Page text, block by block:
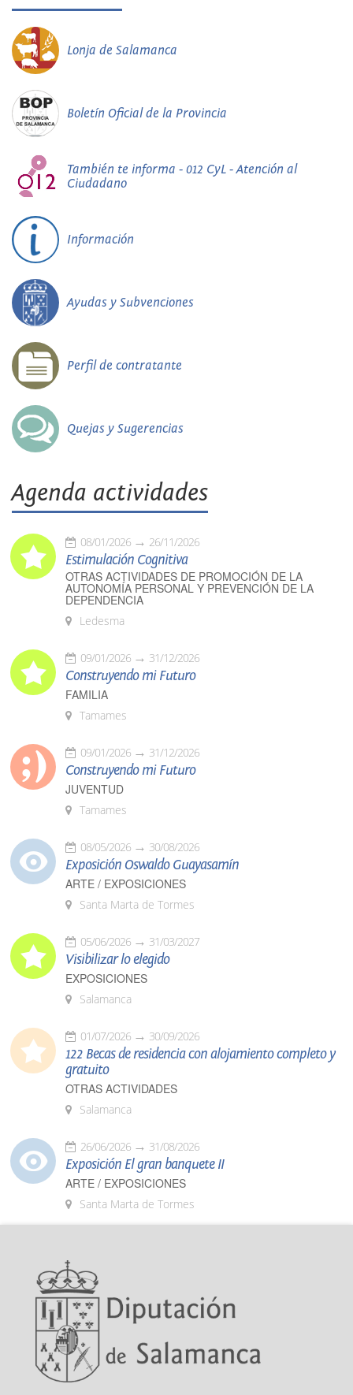
Lonja de Salamanca
Boletín Oficial de la Provincia
También te informa - 012 CyL - Atención al
Ciudadano
Información
Ayudas y Subvenciones
Perfil de contratante
Quejas y Sugerencias
Agenda actividades
08/01/2026 26/11/2026
Estimulación Cognitiva
OTRAS ACTIVIDADES DE PROMOCIÓN DE LA
AUTONOMÍA PERSONAL Y PREVENCIÓN DE LA
DEPENDENCIA
Ledesma
09/01/2026 31/12/2026
Construyendo mi Futuro
FAMILIA
Tamames
09/01/2026 31/12/2026
Construyendo mi Futuro
JUVENTUD
Tamames
08/05/2026 30/08/2026
Exposición Oswaldo Guayasamín
ARTE / EXPOSICIONES
Santa Marta de Tormes
05/06/2026 31/03/2027
Visibilizar lo elegido
EXPOSICIONES
Salamanca
01/07/2026 30/09/2026
122 Becas de residencia con alojamiento completo y
gratuito
OTRAS ACTIVIDADES
Salamanca
26/06/2026 31/08/2026
Exposición El gran banquete II
ARTE / EXPOSICIONES
Santa Marta de Tormes